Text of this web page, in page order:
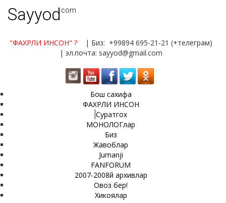
Sayyod.com
"ФАХРЛИ ИНСОН" ?
| Биз: +99894 695-21-21 (+телеграм)
| эл.почта: sayyod@gmail.com
Бош сахифа
ФАХРЛИ ИНСОН
Суратгох
МОНОЛОГлар
Биз
Жавоблар
Jumanji
FANFORUM
2007-2008й архивлар
Овоз бер!
Хикоялар